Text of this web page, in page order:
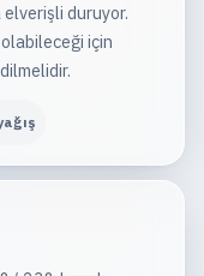
elverişli duruyor.
olabileceği için